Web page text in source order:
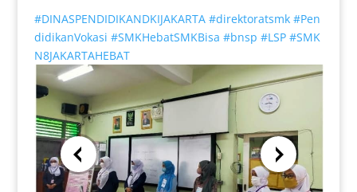
#DINASPENDIDIKANDKIJAKARTA #direktoratsmk #Pen
didikanVokasi #SMKHebatSMKBisa #bnsp #LSP #SMK
N8JAKARTAHEBAT